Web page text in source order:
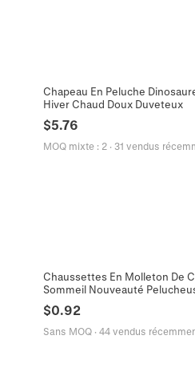
Chapeau En Peluche
Hiver Chaud Doux Duveteux
$5.76
MOQ mixte: 2· 31 vendus
Chaussettes En Molleton De
Sommeil Nouveauté
$0.92
Sans MOQ· 44 vendus